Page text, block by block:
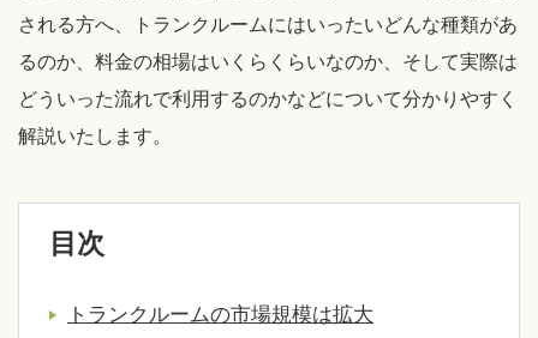
される方へ、トランクルームにはいったいどんな種類があ
るのか、料金の相場はいくらくらいなのか、そして実際は
どういった流れで利用するのかなどについて分かりやすく
解説いたします。
目次
トランクルームの市場規模は拡大